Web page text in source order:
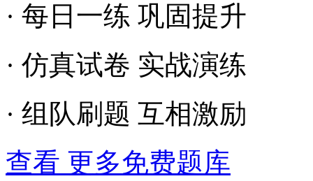
· 每日一练 巩固提升
· 仿真试卷 实战演练
· 组队刷题 互相激励
查看 更多免费题库